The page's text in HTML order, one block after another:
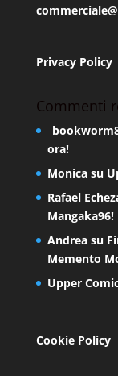
Privacy Policy
Commenti
ora!
Monicasu
Rafael
Andreasu
Memento
Upper
Cookie Policy